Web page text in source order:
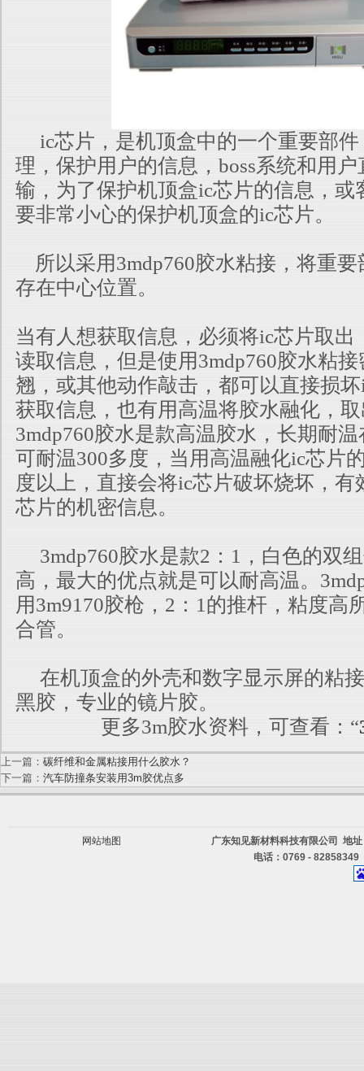
ic芯片，是机顶盒中的一个重要部件
理，保护用户的信息，boss系统和用户
输，为了保护机顶盒ic芯片的信息，或
要非常小心的保护机顶盒的ic芯片。
所以采用3mdp760胶水粘接，将重要
存在中心位置。
当有人想获取信息，必须将ic芯片取出
读取信息，但是使用3mdp760胶水粘接
翘，或其他动作敲击，都可以直接损
获取信息，也有用高温将胶水融化 ，
3mdp760胶水是款高温胶水，长期耐
可耐温300多度，当用高温融化ic芯片
度以上，直接会将ic芯片破坏烧坏，有
芯片的机密信息。
3mdp760胶水是款2：1，白色的双
高，最大的优点就是可以耐高温。
用3m9170胶枪，2：1的推杆，粘度高
合管。
在机顶盒的外壳和数字显示屏的粘
黑胶，专业的镜片胶。
更多3m胶水资料，可查看：“
上一篇： 碳纤维和金属粘接用什么胶水？
下一篇： 汽车防撞条安装用3m胶优点多
网站地图
广东知见新材料科技有限公司 地
电话：0769 -